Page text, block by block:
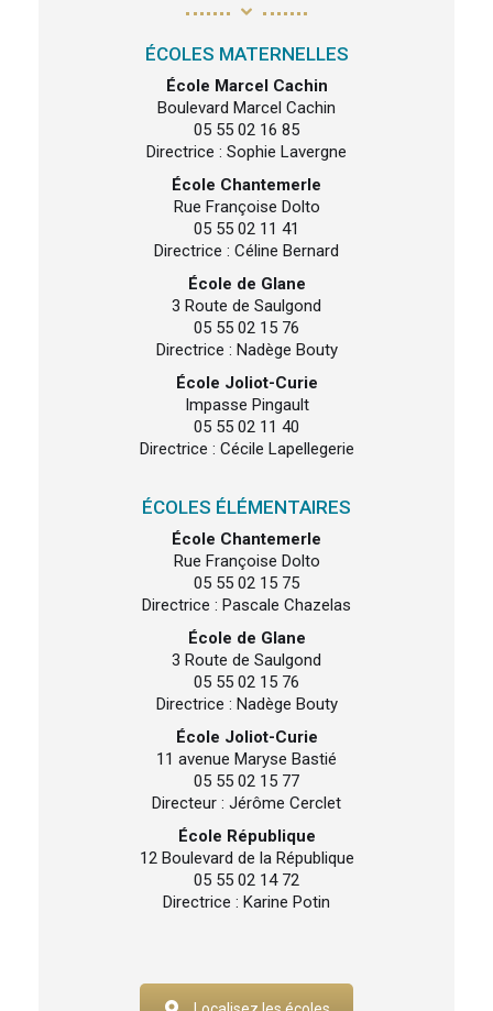
ÉCOLES MATERNELLES
École Marcel Cachin
Boulevard Marcel Cachin
05 55 02 16 85
Directrice : Sophie Lavergne
École Chantemerle
Rue Françoise Dolto
05 55 02 11 41
Directrice : Céline Bernard
École de Glane
3 Route de Saulgond
05 55 02 15 76
Directrice : Nadège Bouty
École Joliot-Curie
Impasse Pingault
05 55 02 11 40
Directrice : Cécile Lapellegerie
ÉCOLES ÉLÉMENTAIRES
École Chantemerle
Rue Françoise Dolto
05 55 02 15 75
Directrice : Pascale Chazelas
École de Glane
3 Route de Saulgond
05 55 02 15 76
Directrice : Nadège Bouty
École Joliot-Curie
11 avenue Maryse Bastié
05 55 02 15 77
Directeur : Jérôme Cerclet
École République
12 Boulevard de la République
05 55 02 14 72
Directrice : Karine Potin